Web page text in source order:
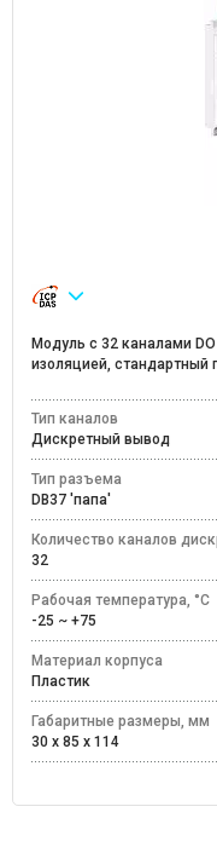
Модуль с 32 каналами
изоляцией, стандартный
Тип каналов
Дискретный вывод
Тип разъема
DB37 'папа'
Количество каналов
32
Рабочая температура, °C
-25 ~ +75
Материал корпуса
Пластик
Габаритные размеры, мм
30 x 85 x 114